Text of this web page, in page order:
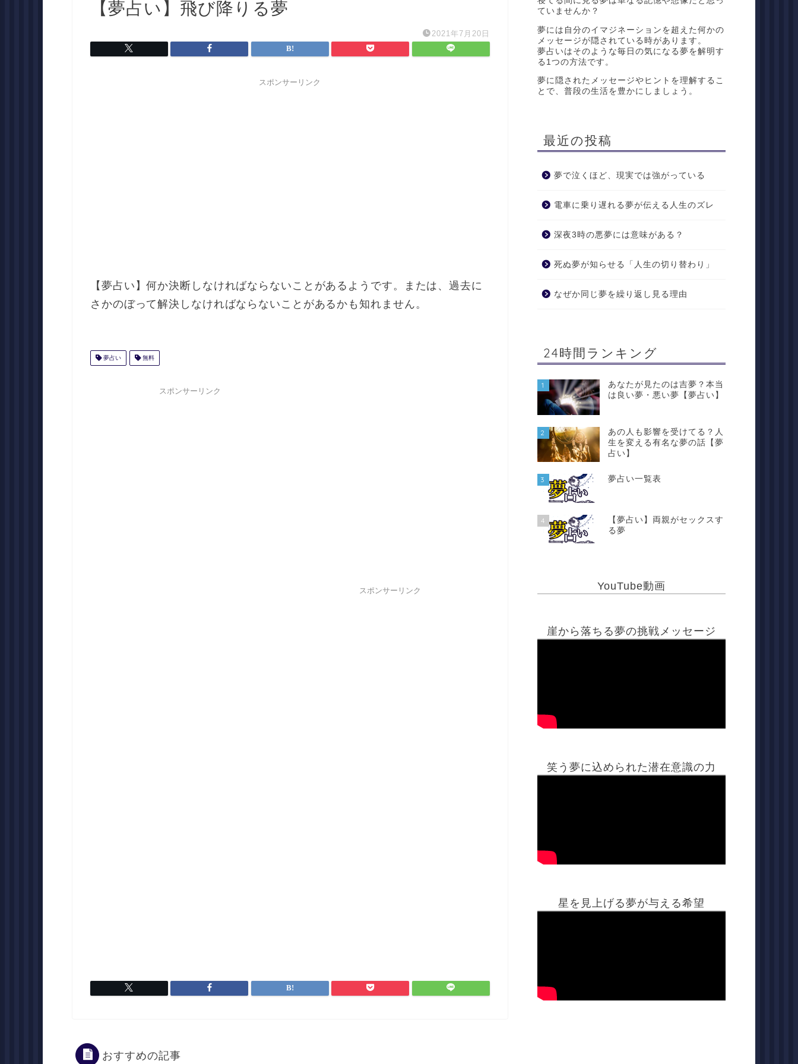
【夢占い】飛び降りる夢
2021年7月20日
スポンサーリンク
【夢占い】何か決断しなければならないことがあるようです。または、過去に
さかのぼって解決しなければならないことがあるかも知れません。
夢占い 無料
スポンサーリンク
スポンサーリンク
おすすめの記事
ていませんか？
夢には自分のイマジネーションを超えた何かの
メッセージが隠されている時があります。
夢占いはそのような毎日の気になる夢を解明す
る1つの方法です。
夢に隠されたメッセージやヒントを理解するこ
とで、普段の生活を豊かにしましょう。
最近の投稿
夢で泣くほど、現実では強がっている
電車に乗り遅れる夢が伝える人生のズレ
深夜3時の悪夢には意味がある？
死ぬ夢が知らせる「人生の切り替わり」
なぜか同じ夢を繰り返し見る理由
24時間ランキング
1
あなたが見たのは吉夢？本当
は良い夢・悪い夢【夢占い】
2
あの人も影響を受けてる？人
生を変える有名な夢の話【夢
占い】
3 夢占い一覧表
4
【夢占い】両親がセックスす
る夢
YouTube動画
崖から落ちる夢の挑戦メッセージ
笑う夢に込められた潜在意識の力
星を見上げる夢が与える希望